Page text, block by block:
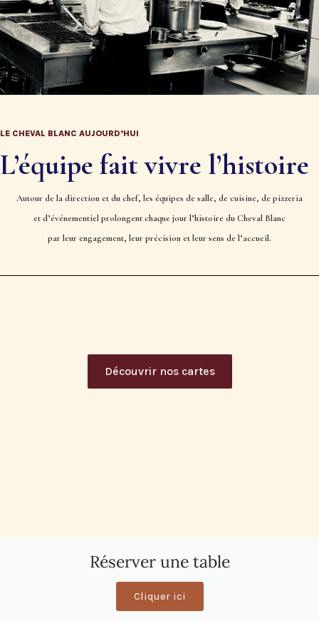
LE CHEVAL BLANC AUJOURD’HUI
L’équipe fait vivre l’histoire
Autour de la direction et du chef, les équipes de salle, de cuisine, de pizzeria
et d’événementiel prolongent chaque jour l’histoire du Cheval Blanc
par leur engagement, leur précision et leur sens de l’accueil.
Découvrir nos cartes
Réserver une table
Cliquer ici